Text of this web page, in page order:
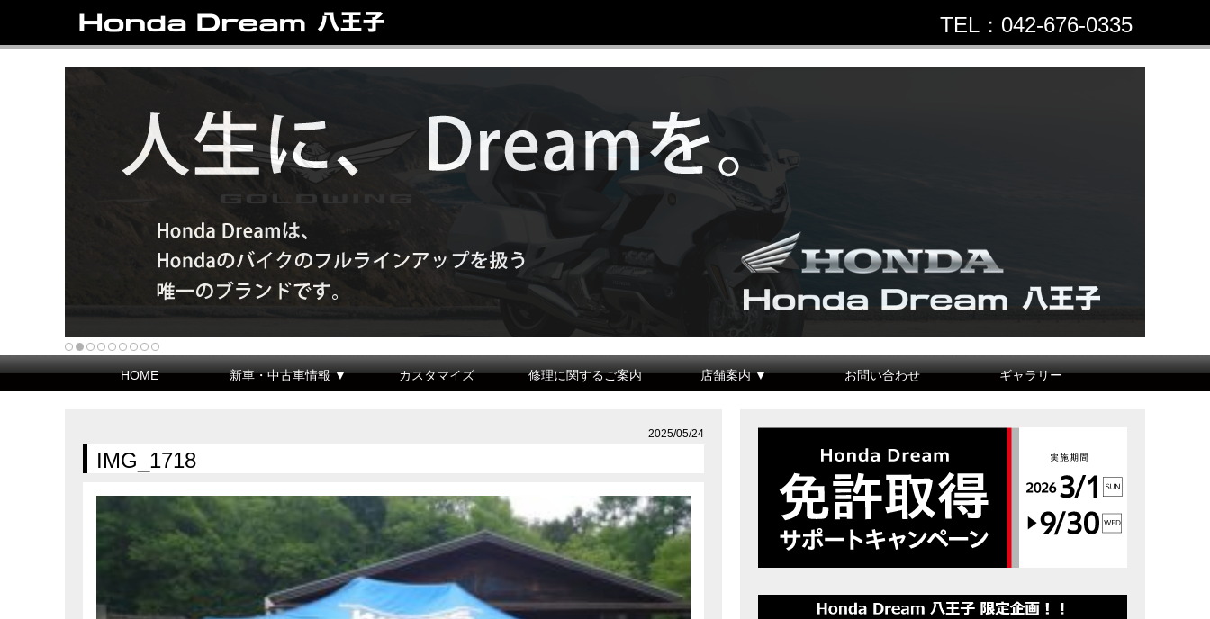
TEL：042-676-0335
HOME 新車・中古車情報 ▼ カスタマイズ 修理に関するご案内 店舗案内 ▼ お問い合わせ ギャラリー
2025/05/24
IMG_1718